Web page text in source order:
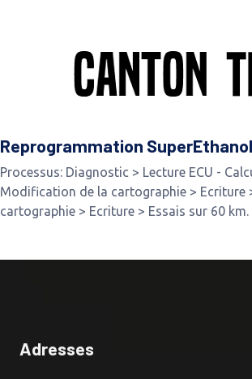
Reprogrammation
Processus: Diagnostic > Lecture ECU -
Modification de la cartographie > Ecriture
cartographie > Ecriture > Essais sur 60 km.
Adresses